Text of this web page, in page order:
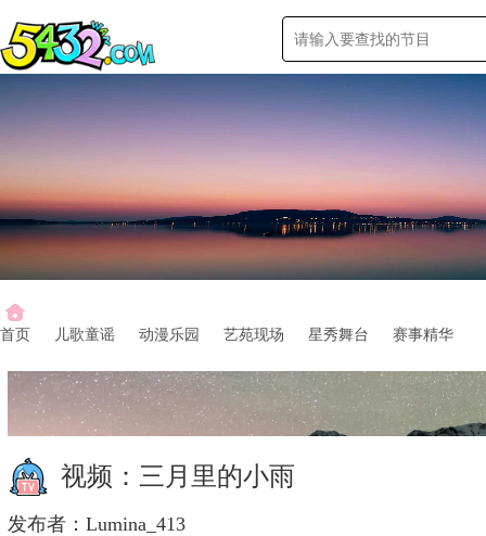
首页 儿歌童谣 动漫乐园 艺苑现场 星秀舞台 赛事精华
视频： 三月里的小雨
发布者： Lumina_413